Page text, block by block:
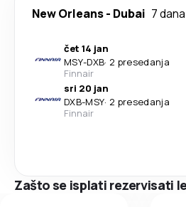
New Orleans- Dubai 7 dana
čet 14 jan
MSY-DXB· 2 presedanja
Finnair
sri 20 jan
DXB-MSY· 2 presedanja
Finnair
Zašto se isplati rezervisati